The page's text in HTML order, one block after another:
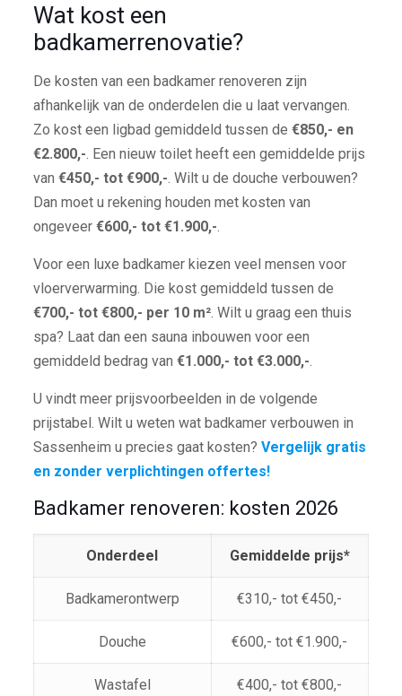
Wat kost een
badkamerrenovatie?
De kosten van een badkamer renoveren zijn
afhankelijk van de onderdelen die u laat vervangen.
Zo kost een ligbad gemiddeld tussen de €850,- en
€2.800,-. Een nieuw toilet heeft een gemiddelde prijs
van €450,- tot €900,-. Wilt u de douche verbouwen?
Dan moet u rekening houden met kosten van
ongeveer €600,- tot €1.900,-.
Voor een luxe badkamer kiezen veel mensen voor
vloerverwarming. Die kost gemiddeld tussen de
€700,- tot €800,- per 10 m². Wilt u graag een thuis
spa? Laat dan een sauna inbouwen voor een
gemiddeld bedrag van €1.000,- tot €3.000,-.
U vindt meer prijsvoorbeelden in de volgende
prijstabel. Wilt u weten wat badkamer verbouwen in
Sassenheim u precies gaat kosten? Vergelijk gratis
en zonder verplichtingen offertes!
Badkamer renoveren: kosten 2026
Onderdeel Gemiddelde prijs*
Badkamerontwerp €310,- tot €450,-
Douche €600,- tot €1.900,-
Wastafel €400,- tot €800,-